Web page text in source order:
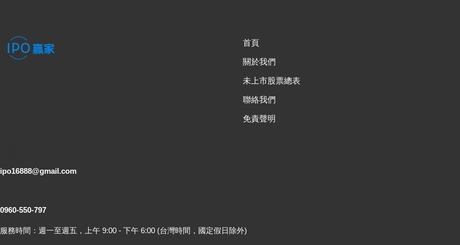
首頁
關於我們
未上市股票總表
聯絡我們
免責聲明
ipo16888@gmail.com
0960-550-797
服務時間：週一至週五，上午 9:00 - 下午 6:00 (台灣時間，國定假日除外)